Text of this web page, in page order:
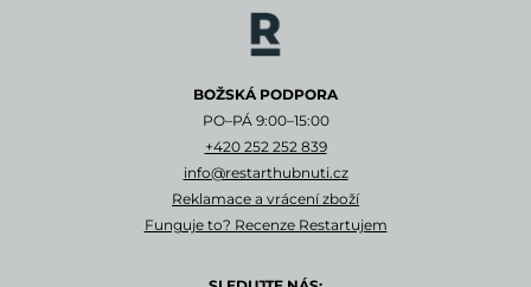
BOŽSKÁ PODPORA
PO–PÁ 9:00–15:00
+420 252 252 839
info@restarthubnuti.cz
Reklamace a vrácení zboží
Funguje to? Recenze Restartujem